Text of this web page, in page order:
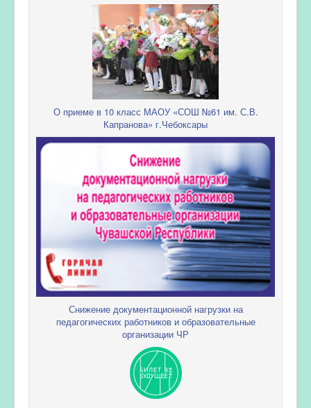
О приеме в 10 класс МАОУ «СОШ №61 им. С.В.
Капранова» г.Чебоксары
Снижение документационной нагрузки на
педагогических работников и образовательные
организации ЧР